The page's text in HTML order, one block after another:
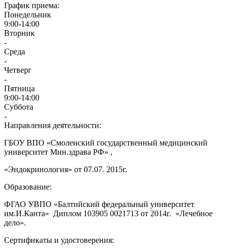
График приема:
Понедельник
9:00-14:00
Вторник
-
Среда
-
Четверг
-
Пятница
9:00-14:00
Суббота
-
Направления деятельности:
ГБОУ ВПО «Смоленский государственный медицинский
университет Мин.здрава РФ» ,
«Эндокринология» от 07.07. 2015г.
Образование:
ФГАО УВПО «Балтийский федеральный университет
им.И.Канта» Диплом 103905 0021713 от 2014г. «Лечебное
дело».
Сертификаты и удостоверения: